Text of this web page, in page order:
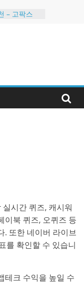
– 고팍스
멤버십 현
BEST 2
시간 퀴즈, 캐시워
이북 퀴즈, 오퀴즈 등
. 또한 네이버 라이브
를 확인할 수 있습니
테크 수익을 높일 수